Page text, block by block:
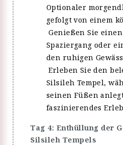
Optionaler
gefolgt von einem
Genießen Sie
Spaziergang oder
den ruhigen
Erleben Sie den
Silsileh Tempel,
seinen Füßen
faszinierendes
Tag 4: Enthüllung der
Silsileh Tempels